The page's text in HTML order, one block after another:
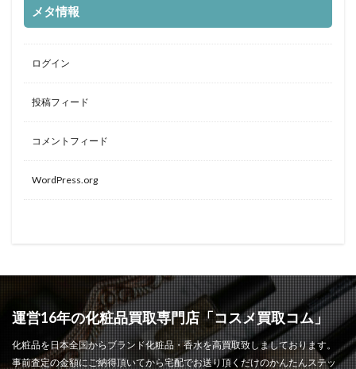
メタ情報
ログイン
投稿フィード
コメントフィード
WordPress.org
運営16年の化粧品買取専門店「コスメ買取コム」
化粧品を日本全国からブランド化粧品・香水を高買取致しましております。
事前査定の金額にご納得頂いてから宅配でお送り頂くだけのかんたんステッ